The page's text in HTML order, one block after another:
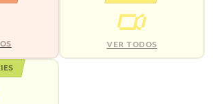
VER TODOS